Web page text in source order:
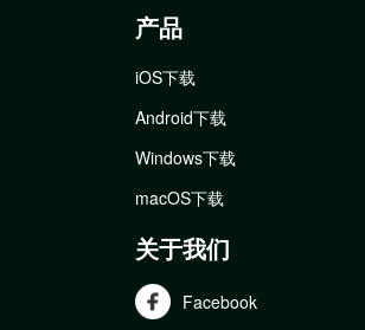
产品
iOS下载
Android下载
Windows下载
macOS下载
关于我们
Facebook